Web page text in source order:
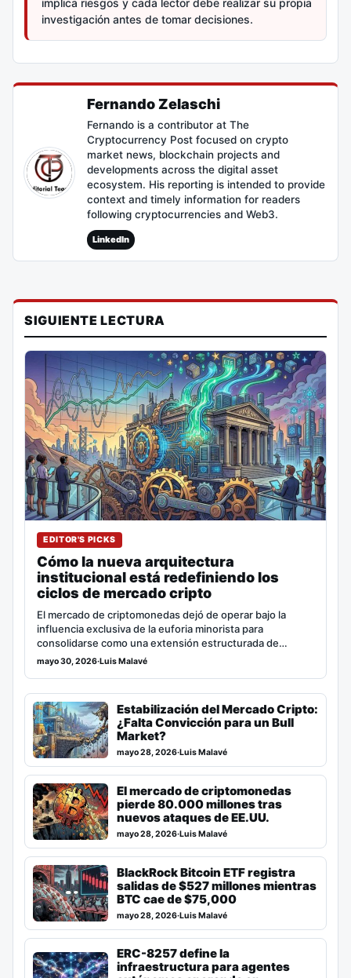
investigación antes de tomar decisiones.
Fernando Zelaschi
Fernando is a contributor at The
Cryptocurrency Post focused on crypto
market news, blockchain projects and
developments across the digital asset
ecosystem. His reporting is intended to provide
context and timely information for readers
following cryptocurrencies and Web3.
LinkedIn
SIGUIENTE LECTURA
EDITOR'S PICKS
Cómo la nueva arquitectura
institucional está redefiniendo los
ciclos de mercado cripto
El mercado de criptomonedas dejó de operar bajo la
influencia exclusiva de la euforia minorista para
consolidarse como una extensión estructurada de…
mayo 30, 2026·Luis Malavé
Estabilización del Mercado Cripto:
¿Falta Convicción para un Bull
Market?
mayo 28, 2026·Luis Malavé
El mercado de criptomonedas
pierde 80.000 millones tras
nuevos ataques de EE.UU.
mayo 28, 2026·Luis Malavé
BlackRock Bitcoin ETF registra
salidas de $527 millones mientras
BTC cae de $75,000
mayo 28, 2026·Luis Malavé
ERC-8257 define la
infraestructura para agentes